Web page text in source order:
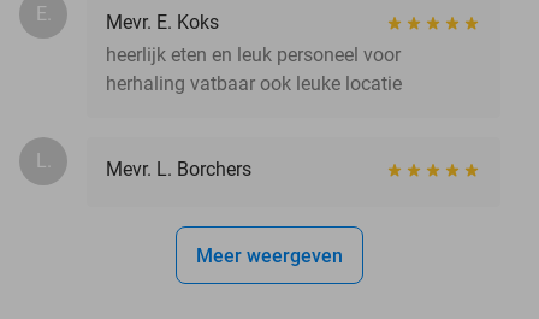
E.
Mevr. E. Koks
heerlijk eten en leuk personeel voor
herhaling vatbaar ook leuke locatie
L. Mevr. L. Borchers
Meer weergeven